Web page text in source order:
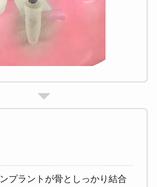
プラントが骨としっかり結合